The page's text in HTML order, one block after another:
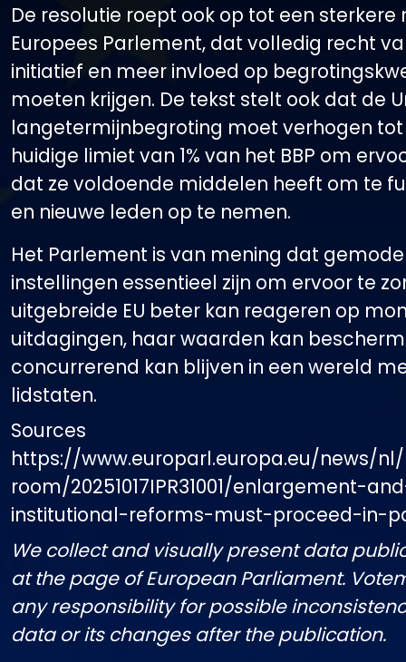
De resolutie roept ook op tot een sterkere
Europees Parlement, dat volledig recht
initiatief en meer invloed op
moeten krijgen. De tekst stelt ook dat de
langetermijnbegroting moet verhogen
huidige limiet van 1% van het BBP om
dat ze voldoende middelen heeft om te
en nieuwe leden op te nemen.
Het Parlement is van mening dat
instellingen essentieel zijn om ervoor te
uitgebreide EU beter kan reageren op
uitdagingen, haar waarden kan
concurrerend kan blijven in een wereld
lidstaten.
Sources
https://www.europarl.europa.eu/news/
room/20251017IPR31001/enlargement-
institutional-reforms-must-proceed-in-
We collect and visually present data
at the page of European Parliament.
any responsibility for possible
data or its changes after the publication.